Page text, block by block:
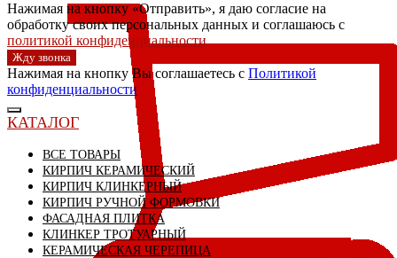
Нажимая на кнопку «Отправить», я даю согласие на
обработку своих персональных данных и соглашаюсь с
политикой конфиденциальности
Жду звонка
Нажимая на кнопку Вы соглашаетесь с Политикой
конфиденциальности
КАТАЛОГ
ВСЕ ТОВАРЫ
КИРПИЧ КЕРАМИЧЕСКИЙ
КИРПИЧ КЛИНКЕРНЫЙ
КИРПИЧ РУЧНОЙ ФОРМОВКИ
ФАСАДНАЯ ПЛИТКА
КЛИНКЕР ТРОТУАРНЫЙ
КЕРАМИЧЕСКАЯ ЧЕРЕПИЦА